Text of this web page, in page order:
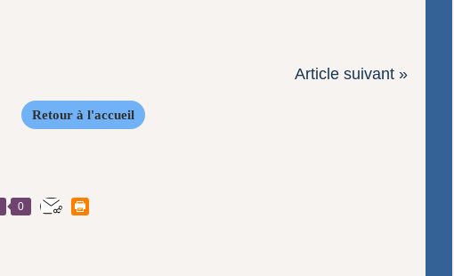
Article suivant »
Retour à l'accueil
0